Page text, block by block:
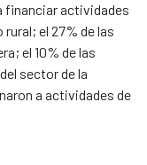
financiar actividades
el 27% de las
el 10% de las
sector de la
a actividades de